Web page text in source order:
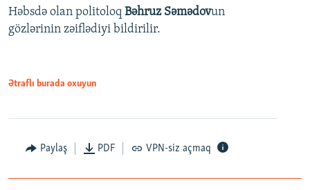
Həbsdə olan politoloq Bəhruz Səmədovun
gözlərinin zəiflədiyi bildirilir.
Ətraflı burada oxuyun
Paylaş PDF VPN-siz açmaq